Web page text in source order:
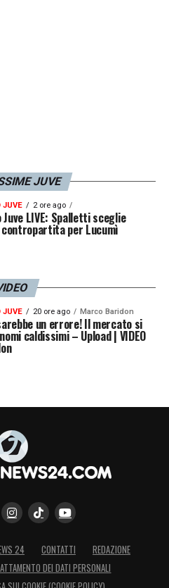
JUVE
JUVE 2 ore ago
LIVE: Spalletti sceglie
contropartita per Lucumì
JUVE 20 ore ago Marco Baridon
un errore! Il mercato si
caldissimi – Upload | VIDEO
24 CONTATTI
REDAZIONE
DEI DATI PERSONALI